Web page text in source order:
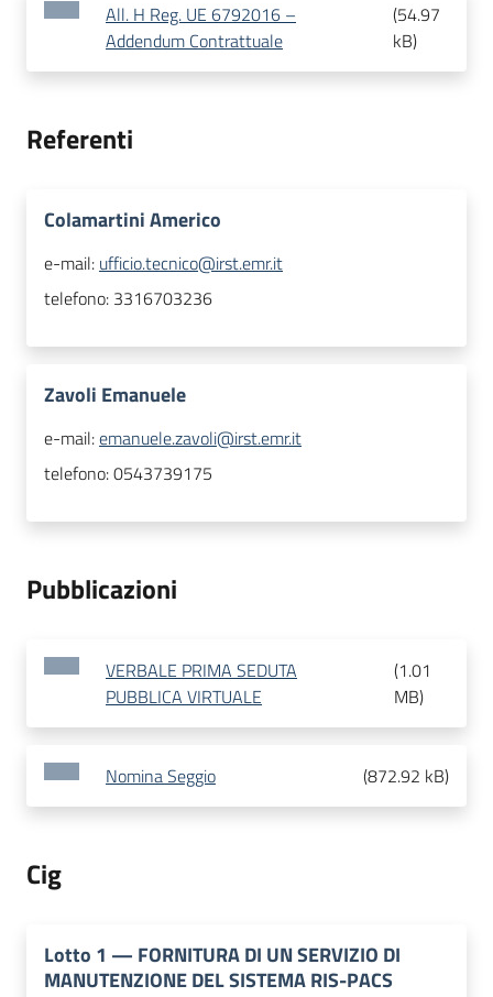
All. H Reg. UE 6792016 –
Addendum Contrattuale
(54.97
kB)
Referenti
Colamartini Americo
e-mail: ufficio.tecnico@irst.emr.it
telefono: 3316703236
Zavoli Emanuele
e-mail:emanuele.zavoli@irst.emr.it
telefono:0543739175
Pubblicazioni
VERBALE PRIMA SEDUTA
PUBBLICA VIRTUALE
(1.01
MB)
Nomina Seggio (872.92 kB)
Cig
Lotto 1 — FORNITURA DI UN SERVIZIO DI
MANUTENZIONE DEL SISTEMA RIS-PACS